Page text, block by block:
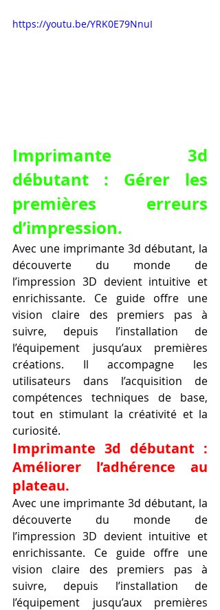
https://youtu.be/YRK0E79NnuI
Imprimante 3d
débutant : Gérer les
premières erreurs
d’impression.
Avec une imprimante 3d débutant, la
découverte du monde de
l’impression 3D devient intuitive et
enrichissante. Ce guide offre une
vision claire des premiers pas à
suivre, depuis l’installation de
l’équipement jusqu’aux premières
créations. Il accompagne les
utilisateurs dans l’acquisition de
compétences techniques de base,
tout en stimulant la créativité et la
curiosité.
Imprimante 3d débutant :
Améliorer l’adhérence au
plateau.
Avec une imprimante 3d débutant, la
découverte du monde de
l’impression 3D devient intuitive et
enrichissante. Ce guide offre une
vision claire des premiers pas à
suivre, depuis l’installation de
l’équipement jusqu’aux premières